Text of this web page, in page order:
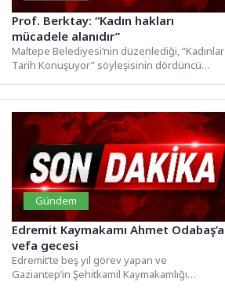
Prof. Berktay: “Kadın hakları
mücadele alanıdır”
Maltepe Belediyesi’nin düzenlediği, “Kadınlar
Tarih Konuşuyor” söyleşisinin dördüncü
Gündem
Edremit Kaymakamı Ahmet Odabaş’a
vefa gecesi
Edremit’te beş yıl görev yapan ve
Gaziantep’in Şehitkamil Kaymakamlığı